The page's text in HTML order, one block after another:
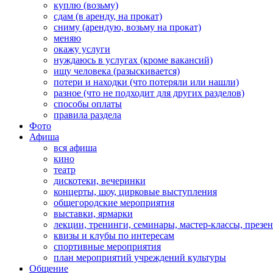
куплю (возьму)
сдам (в аренду, на прокат)
сниму (арендую, возьму на прокат)
меняю
окажу услуги
нуждаюсь в услугах (кроме вакансий)
ищу человека (разыскивается)
потери и находки (что потеряли или нашли)
разное (что не подходит для других разделов)
способы оплаты
правила раздела
Фото
Афиша
вся афиша
кино
театр
дискотеки, вечеринки
концерты, шоу, цирковые выступления
общегородские мероприятия
выставки, ярмарки
лекции, тренинги, семинары, мастер-классы,
квизы и клубы по интересам
спортивные мероприятия
план мероприятий учреждений культуры
Общение